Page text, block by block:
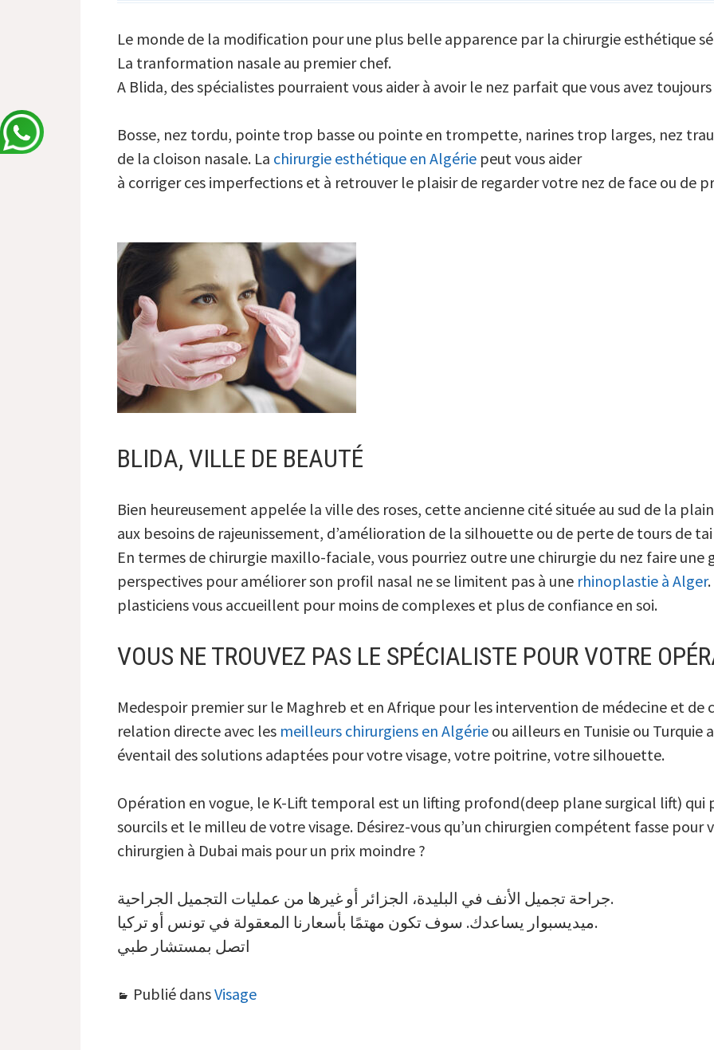
Le monde de la modification pour une plus belle apparence par la chirurgie esthétique
La tranformation nasale au premier chef.
A Blida, des spécialistes pourraient vous aider à avoir le nez parfait que vous avez
Bosse, nez tordu, pointe trop basse ou pointe en trompette, narines trop larges, nez
de la cloison nasale. La chirurgie esthétique en Algériepeut vous aider
à corriger ces imperfections et à retrouver le plaisir de regarder votre nez de face ou de
BLIDA, VILLE DE BEAUTÉ
Bien heureusement appelée la ville des roses, cette ancienne cité située au sud de la
aux besoins de rajeunissement, d’amélioration de la silhouette ou de perte de tours de
En termes de chirurgie maxillo-faciale, vous pourriez outre une chirurgie du nez faire une
perspectives pour améliorer son profil nasal ne se limitent pas à une rhinoplastie à Alger
plasticiens vous accueillent pour moins de complexes et plus de confiance en soi.
VOUS NE TROUVEZ PAS LE SPÉCIALISTE POUR VOTRE
Medespoir premier sur le Maghreb et en Afrique pour les intervention de médecine et de
relation directe avec les meilleurs chirurgiens en Algérieou ailleurs en Tunisie ou Turquie
éventail des solutions adaptées pour votre visage, votre poitrine, votre silhouette.
Opération en vogue, le K-Lift temporal est un lifting profond(deep plane surgical lift) qui
sourcils et le milleu de votre visage. Désirez-vous qu’un chirurgien compétent fasse pour
chirurgien à Dubai mais pour un prix moindre ?
جراحة تجميل الأنف في البليدة، الجزائر أو غيرها من عمليات التجميل الجراحية.
ميديسبوار يساعدك. سوف تكون مهتمًا بأسعارنا المعقولة في تونس أو تركيا.
اتصل بمستشار طبي
Publié dansVisage